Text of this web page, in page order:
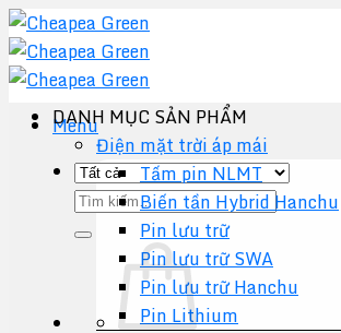
Chuyển
đến
nội
dung
Menu
Tìm
kiếm:
DANH MỤC SẢN PHẨM
Điện mặt trời áp mái
Tấm pin NLMT
Biến tần Hybrid Hanchu
Pin lưu trữ
Pin lưu trữ SWA
Pin lưu trữ Hanchu
Pin Lithium